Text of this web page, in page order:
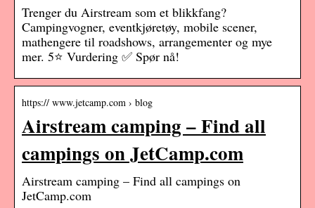
Trenger du Airstream som et blikkfang?
Campingvogner, eventkjøretøy, mobile scener,
mathengere til roadshows, arrangementer og mye
mer. 5⭐ Vurdering ✅ Spør nå!
https:// www.jetcamp.com › blog
Airstream camping – Find all
campings on JetCamp.com
Airstream camping – Find all campings on
JetCamp.com